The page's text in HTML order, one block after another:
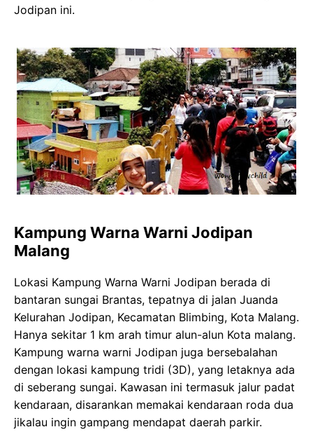
Jodipan ini.
Kampung Warna Warni Jodipan
Malang
Lokasi Kampung Warna Warni Jodipan berada di
bantaran sungai Brantas, tepatnya di jalan Juanda
Kelurahan Jodipan, Kecamatan Blimbing, Kota Malang.
Hanya sekitar 1 km arah timur alun-alun Kota malang.
Kampung warna warni Jodipan juga bersebalahan
dengan lokasi kampung tridi (3D), yang letaknya ada
di seberang sungai. Kawasan ini termasuk jalur padat
kendaraan, disarankan memakai kendaraan roda dua
jikalau ingin gampang mendapat daerah parkir.